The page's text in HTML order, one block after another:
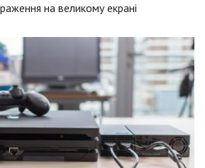
на великому екрані